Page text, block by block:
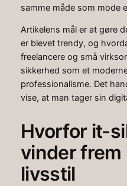
samme måde som mode
Artikelens mål er at gøre
er blevet trendy, og
freelancere og små
sikkerhed som et
professionalisme. Det
vise, at man tager sin
Hvorfor it-
vinder frem
livsstil